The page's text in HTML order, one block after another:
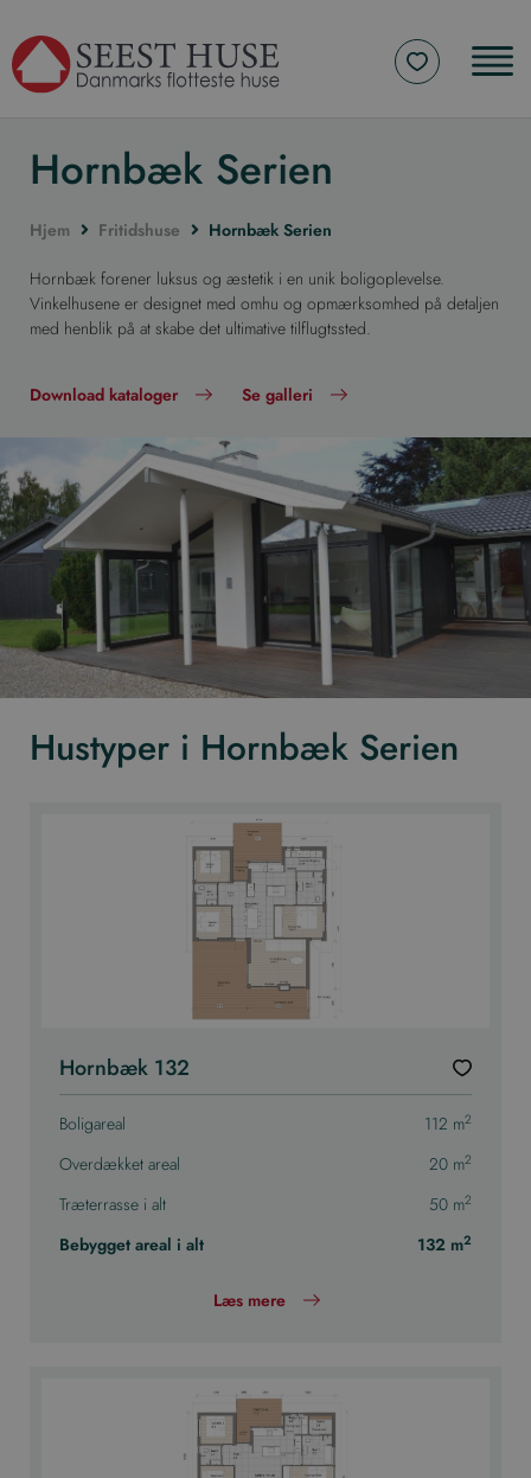
Hornbæk Serien
Hjem Fritidshuse Hornbæk Serien
Hornbæk forener luksus og æstetik i en unik boligoplevelse.
Vinkelhusene er designet med omhu og opmærksomhed på detaljen
med henblik på at skabe det ultimative tilflugtssted.
Download kataloger Se galleri
Hustyper i Hornbæk Serien
Hornbæk 132
Boligareal 112 m2
Overdækket areal 20 m2
Træterrasse i alt 50 m2
Bebygget areal i alt 132 m2
Læs mere